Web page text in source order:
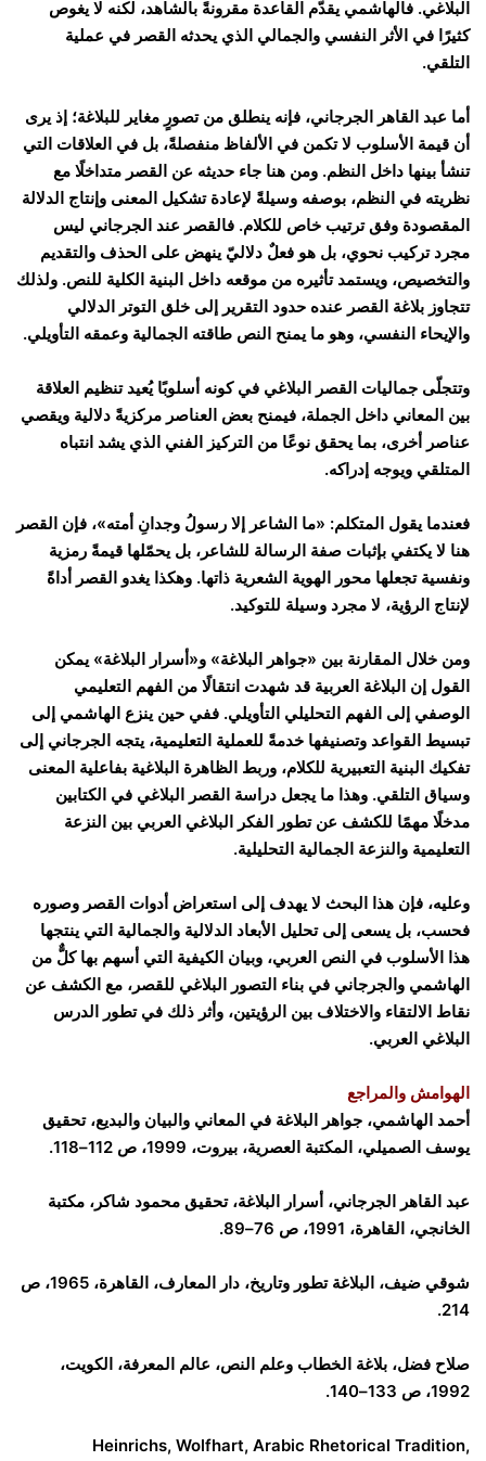
البلاغي. فالهاشمي يقدّم القاعدة مقرونةً بالشاهد، لكنه لا يغوص
كثيرًا في الأثر النفسي والجمالي الذي يحدثه القصر في عملية
التلقي.
أما عبد القاهر الجرجاني، فإنه ينطلق من تصورٍ مغاير للبلاغة؛ إذ يرى
أن قيمة الأسلوب لا تكمن في الألفاظ منفصلةً، بل في العلاقات التي
تنشأ بينها داخل النظم. ومن هنا جاء حديثه عن القصر متداخلًا مع
نظريته في النظم، بوصفه وسيلةً لإعادة تشكيل المعنى وإنتاج الدلالة
المقصودة وفق ترتيب خاص للكلام. فالقصر عند الجرجاني ليس
مجرد تركيب نحوي، بل هو فعلٌ دلاليّ ينهض على الحذف والتقديم
والتخصيص، ويستمد تأثيره من موقعه داخل البنية الكلية للنص. ولذلك
تتجاوز بلاغة القصر عنده حدود التقرير إلى خلق التوتر الدلالي
والإيحاء النفسي، وهو ما يمنح النص طاقته الجمالية وعمقه التأويلي.
وتتجلّى جماليات القصر البلاغي في كونه أسلوبًا يُعيد تنظيم العلاقة
بين المعاني داخل الجملة، فيمنح بعض العناصر مركزيةً دلالية ويقصي
عناصر أخرى، بما يحقق نوعًا من التركيز الفني الذي يشد انتباه
المتلقي ويوجه إدراكه.
فعندما يقول المتكلم: «ما الشاعر إلا رسولُ وجدانِ أمته»، فإن القصر
هنا لا يكتفي بإثبات صفة الرسالة للشاعر، بل يحمّلها قيمةً رمزية
ونفسية تجعلها محور الهوية الشعرية ذاتها. وهكذا يغدو القصر أداةً
لإنتاج الرؤية، لا مجرد وسيلة للتوكيد.
ومن خلال المقارنة بين «جواهر البلاغة» و«أسرار البلاغة» يمكن
القول إن البلاغة العربية قد شهدت انتقالًا من الفهم التعليمي
الوصفي إلى الفهم التحليلي التأويلي. ففي حين ينزع الهاشمي إلى
تبسيط القواعد وتصنيفها خدمةً للعملية التعليمية، يتجه الجرجاني إلى
تفكيك البنية التعبيرية للكلام، وربط الظاهرة البلاغية بفاعلية المعنى
وسياق التلقي. وهذا ما يجعل دراسة القصر البلاغي في الكتابين
مدخلًا مهمًا للكشف عن تطور الفكر البلاغي العربي بين النزعة
التعليمية والنزعة الجمالية التحليلية.
وعليه، فإن هذا البحث لا يهدف إلى استعراض أدوات القصر وصوره
فحسب، بل يسعى إلى تحليل الأبعاد الدلالية والجمالية التي ينتجها
هذا الأسلوب في النص العربي، وبيان الكيفية التي أسهم بها كلٌّ من
الهاشمي والجرجاني في بناء التصور البلاغي للقصر، مع الكشف عن
نقاط الالتقاء والاختلاف بين الرؤيتين، وأثر ذلك في تطور الدرس
البلاغي العربي.
الهوامش والمراجع
أحمد الهاشمي، جواهر البلاغة في المعاني والبيان والبديع، تحقيق
يوسف الصميلي، المكتبة العصرية، بيروت، 1999، ص 112–118.
عبد القاهر الجرجاني، أسرار البلاغة، تحقيق محمود شاكر، مكتبة
الخانجي، القاهرة، 1991، ص 76–89.
شوقي ضيف، البلاغة تطور وتاريخ، دار المعارف، القاهرة، 1965، ص
214.
صلاح فضل، بلاغة الخطاب وعلم النص، عالم المعرفة، الكويت،
1992، ص 133–140.
Heinrichs, Wolfhart, Arabic Rhetorical Tradition,